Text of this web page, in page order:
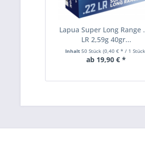
Lapua Super Long Range
LR 2,59g 40gr...
Inhalt50 Stück(0,40 € * / 1
ab 19,90 € *